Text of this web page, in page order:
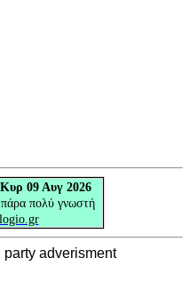
09 Αυγ 2026
πάρα πολύ γνωστή
party adverisment